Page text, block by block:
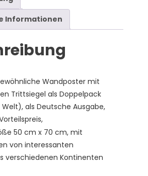
Informationen
Wandposter mit
Trittsiegel als Doppelpack
als Deutsche Ausgabe,
50 cm x 70 cm, mit
von interessanten
verschiedenen Kontinenten